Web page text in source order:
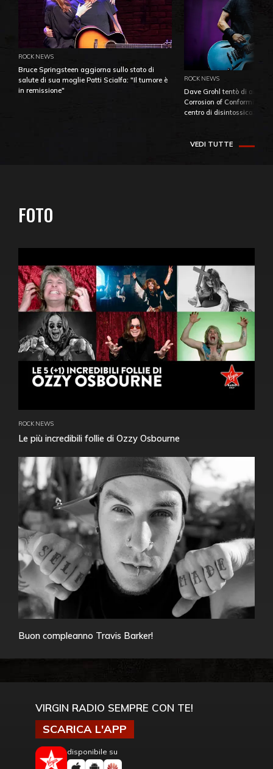
ROCK NEWS
Bruce Springsteen aggiorna sullo stato di
salute di sua moglie Patti Scialfa: "Il tumore è
in remissione"
ROCK NEWS
Dave Grohl tentò di
Corrosion of Conformity
centro di
VEDI TUTTE
FOTO
ROCK NEWS
Le più incredibili follie di Ozzy Osbourne
Buon compleanno Travis Barker!
VIRGIN RADIO SEMPRE CON TE!
SCARICA L'APP
disponibile su